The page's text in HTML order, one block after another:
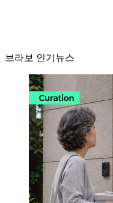
브라보 인기뉴스